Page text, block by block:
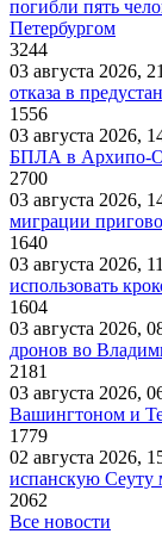
погибли пять
Петербургом
3244
03 августа 2026,
отказа в
1556
03 августа 2026,
БПЛА в Архипо-
2700
03 августа 2026,
миграции
1640
03 августа 2026,
использовать
1604
03 августа 2026,
дронов во
2181
03 августа 2026,
Вашингтоном и
1779
02 августа 2026,
испанскую Сеуту
2062
Все новости